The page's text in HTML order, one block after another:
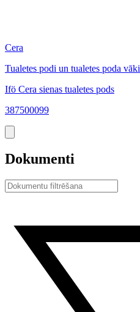
Cera
Tualetes podi un tualetes poda vāki
Ifö Cera sienas tualetes pods
387500099
Dokumenti